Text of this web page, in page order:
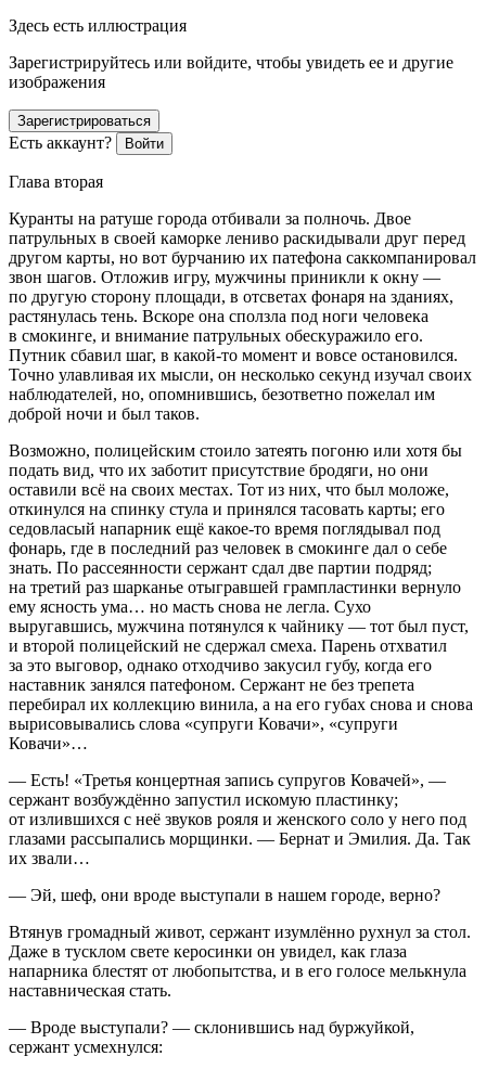
Здесь есть иллюстрация
Зарегистрируйтесь или войдите, чтобы увидеть ее и другие
изображения
Зарегистрироваться
Есть аккаунт? Войти
Глава вторая
Куранты на ратуше города отбивали за полночь. Двое
патрульных в своей каморке лениво раскидывали друг перед
другом карты, но вот бурчанию их патефона саккомпанировал
звон шагов. Отложив игру, мужчины приникли к окну —
по другую сторону площади, в отсветах фонаря на зданиях,
растянулась тень. Вскоре она сползла под ноги человека
в смокинге, и внимание патрульных обескуражило его.
Путник сбавил шаг, в какой-то момент и вовсе остановился.
Точно улавливая их мысли, он несколько секунд изучал своих
наблюдателей, но, опомнившись, безответно пожелал им
доброй ночи и был таков.
Возможно, полицейским стоило затеять погоню или хотя бы
подать вид, что их заботит присутствие бродяги, но они
оставили всё на своих местах. Тот из них, что был моложе,
откинулся на спинку стула и принялся тасовать карты; его
седовласый напарник ещё какое-то время поглядывал под
фонарь, где в последний раз человек в смокинге дал о себе
знать. По рассеянности сержант сдал две партии подряд;
на третий раз шарканье отыгравшей грампластинки вернуло
ему ясность ума… но масть снова не легла. Сухо
выругавшись, мужчина потянулся к чайнику — тот был пуст,
и второй полицейский не сдержал смеха. Парень отхватил
за это выговор, однако отходчиво закусил губу, когда его
наставник занялся патефоном. Сержант не без трепета
перебирал их коллекцию винила, а на его губах снова и снова
вырисовывались слова «супруги Ковачи», «супруги
Ковачи»…
— Есть! «Третья концертная запись супругов Ковачей», —
сержант возбуждённо запустил искомую пластинку;
от излившихся с неё звуков рояля и женского соло у него под
глазами рассыпались морщинки. — Бернат и Эмилия. Да. Так
их звали…
— Эй, шеф, они вроде выступали в нашем городе, верно?
Втянув громадный живот, сержант изумлённо рухнул за стол.
Даже в тусклом свете керосинки он увидел, как глаза
напарника блестят от любопытства, и в его голосе мелькнула
наставническая стать.
— Вроде выступали? — склонившись над буржуйкой,
сержант усмехнулся: